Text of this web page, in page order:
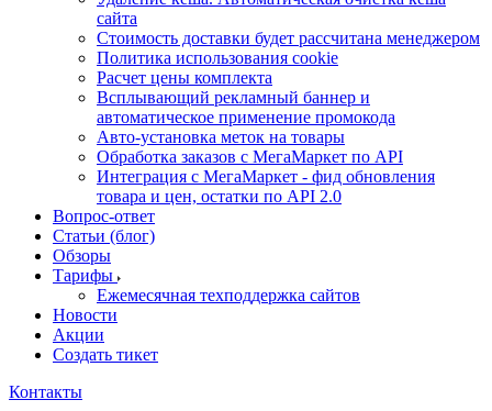
сайта
Стоимость доставки будет рассчитана менеджером
Политика использования cookie
Расчет цены комплекта
Всплывающий рекламный баннер и
автоматическое применение промокода
Авто-установка меток на товары
Обработка заказов с МегаМаркет по API
Интеграция с МегаМаркет - фид обновления
товара и цен, остатки по API 2.0
Вопрос-ответ
Статьи (блог)
Обзоры
Тарифы
Ежемесячная техподдержка сайтов
Новости
Акции
Создать тикет
Контакты